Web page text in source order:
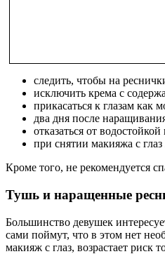
следить, чтобы на
исключить крема с
прикасаться к глазам как
два дня после
отказаться от
при снятии макияжа с
Кроме того, не рекомендуется
Тушь и наращенные
Большинство девушек
сами поймут, что в этом нет
макияж с глаз, возрастает риск